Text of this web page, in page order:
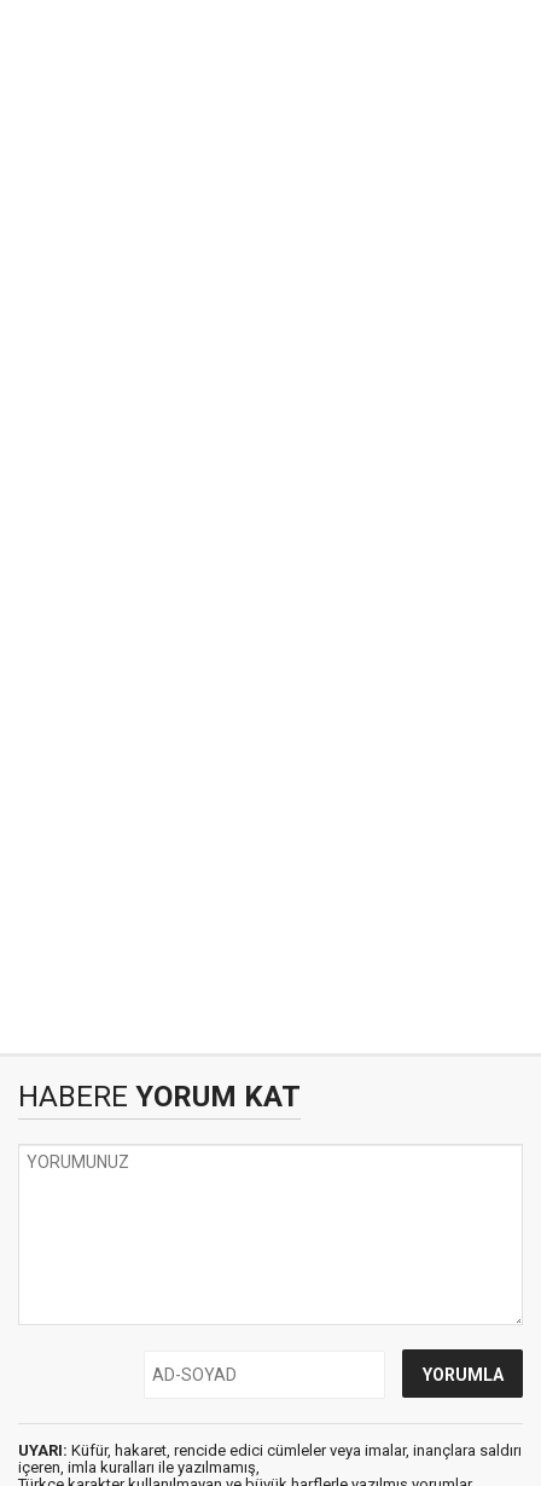
HABERE YORUM KAT
UYARI: Küfür, hakaret, rencide edici cümleler veya imalar, inançlara saldırı
içeren, imla kuralları ile yazılmamış,